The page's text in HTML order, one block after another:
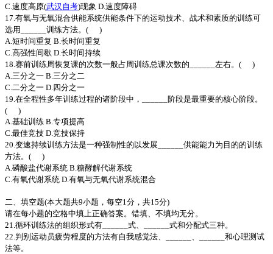
C.速度高原(武汉自考)现象 D.速度障碍
17.有氧与无氧混合供能系统供能条件下的运动技术、战术和素质的训练可
选用______训练方法。( )
A.短时间重复 B.长时间重复
C.高强性间歇 D.长时间持续
18.赛前训练周恢复课的次数一般占周训练总课次数的______左右。( )
A.三分之一 B.三分之二
C.二分之一 D.四分之一
19.在全程性多年训练过程的诸阶段中，______阶段是最重要的核心阶段。
( )
A.基础训练 B.专项提高
C.最佳竞技 D.竞技保持
20.变速持续训练方法是一种强制性的以发展______供能能力为目的的训练
方法。( )
A.磷酸盐代谢系统 B.糖酵解代谢系统
C.有氧代谢系统 D.有氧与无氧代谢系统混合
二、填空题(本大题共9小题，每空1分，共15分)
请在每小题的空格中填上正确答案。错填、不填均无分。
21.循环训练法的组织形式有______式、______式和分配式三种。
22.判别运动员疲劳程度的方法有自我感觉法、______、______和心理测试
法等。